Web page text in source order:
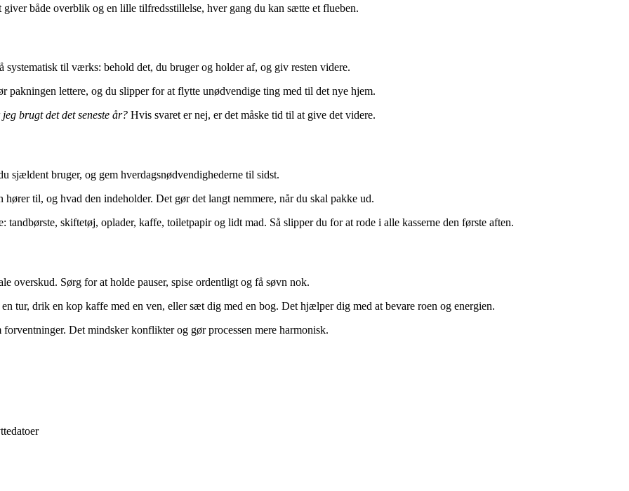
både overblik og en lille tilfredsstillelse, hver gang du kan sætte et flueben.
til værks: behold det, du bruger og holder af, og giv resten videre.
pakningen lettere, og du slipper for at flytte unødvendige ting med til det nye hjem.
brugt det det seneste år? Hvis svaret er nej, er det måske tid til at give det videre.
sjældent bruger, og gem hverdagsnødvendighederne til sidst.
til, og hvad den indeholder. Det gør det langt nemmere, når du skal pakke ud.
tandbørste, skiftetøj, oplader, kaffe, toiletpapir og lidt mad. Så slipper du for at rode i alle kasserne den første aften.
overskud. Sørg for at holde pauser, spise ordentligt og få søvn nok.
tur, drik en kop kaffe med en ven, eller sæt dig med en bog. Det hjælper dig med at bevare roen og energien.
Det mindsker konflikter og gør processen mere harmonisk.